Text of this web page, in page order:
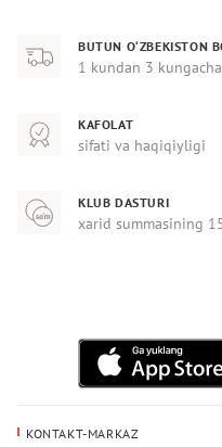
BUTUN O‘ZBEKISTON
1 kundan 3 kungacha
KAFOLAT
sifati va haqiqiyligi
KLUB DASTURI
xarid summasining
KONTAKT-MARKAZ